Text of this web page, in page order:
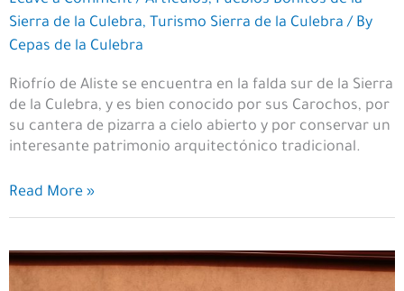
Sierra de la Culebra, Turismo Sierra de la Culebra / By
Cepas de la Culebra
Riofrío de Aliste se encuentra en la falda sur de la Sierra
de la Culebra, y es bien conocido por sus Carochos, por
su cantera de pizarra a cielo abierto y por conservar un
interesante patrimonio arquitectónico tradicional.
Un
paseo
Riofrío
Read More »